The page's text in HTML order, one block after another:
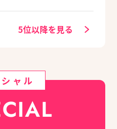
5位以降を見る
ャル